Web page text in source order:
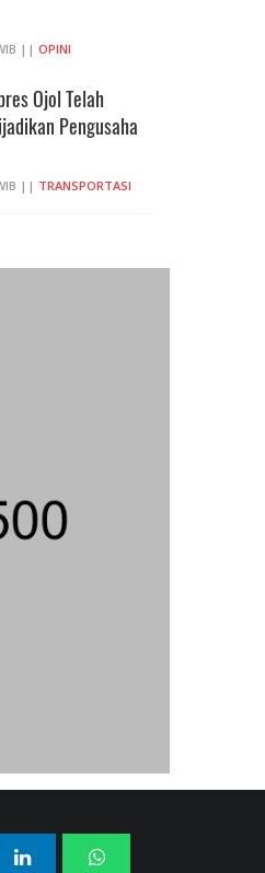
|| OPINI
Ojol Telah
Pengusaha
|| TRANSPORTASI
|| KESEHATAN
||HUKUM
Centre Hasilkan